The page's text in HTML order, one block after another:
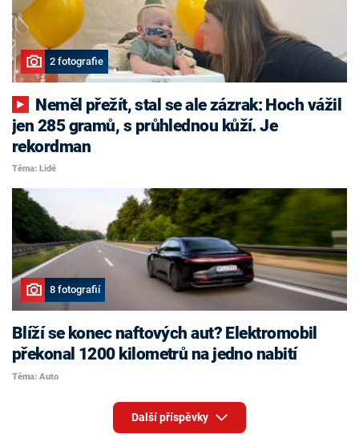
2 fotografie
jen 285 gramů, s průhlednou kůží. Je
rekordman
Téma: Lidé
8 fotografií
Blíží se konec naftových aut? Elektromobil
překonal 1200 kilometrů na jedno nabití
Téma: Auto
Další příspěvky